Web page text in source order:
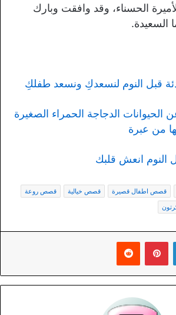
الحسناء، وقد وافقت وبارك
السعيدة.
الدجاجة الحمراء الصغيرة
من عبرة
انعش قلبك
قصص اطفال قصيرة قصص خيالية
قصص روعة
لينكدإن بينتيريست